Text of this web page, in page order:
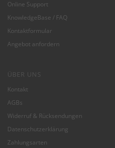
Online Support
KnowledgeBase / FAQ
Kontaktformular
Angebot anfordern
ÜBER UNS
Kontakt
AGBs
Widerruf & Rücksendungen
Datenschutzerklärung
Zahlungsarten